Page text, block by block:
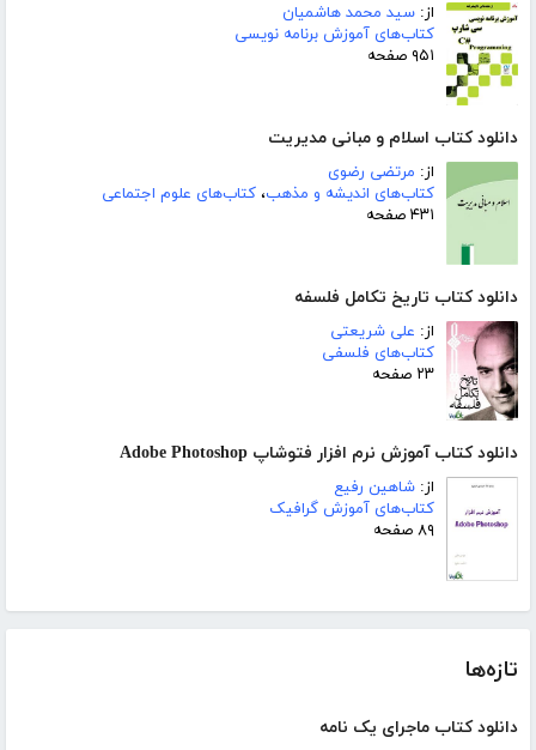
از: سید محمد هاشمیان
کتاب‌های آموزش برنامه نویسی
۹۵۱ صفحه
دانلود کتاب اسلام و مبانی مدیریت
از: مرتضی رضوی
کتاب‌های اندیشه و مذهب، کتاب‌های علوم اجتماعی
۴۳۱ صفحه
دانلود کتاب تاریخ تکامل فلسفه
از: علی شریعتی
کتاب‌های فلسفی
۲۳ صفحه
دانلود کتاب آموزش نرم افزار فتوشاپ Adobe Photoshop
از: شاهین رفیع
کتاب‌های آموزش گرافیک
۸۹ صفحه
تازه‌ها
دانلود کتاب ماجرای یک نامه